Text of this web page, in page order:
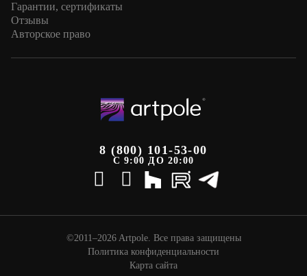
Гарантии, сертификаты
Отзывы
Авторское право
8 (800) 101-53-00
С 9:00 ДО 20:00
©2011–2026 Artpole. Все права защищены
Политика конфиденциальности
Карта сайта